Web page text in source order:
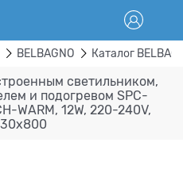
BELBAGNO Каталог
светильником,
и подогревом SPC-
WARM, 12W, 220-240V,